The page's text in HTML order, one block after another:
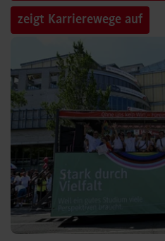
zeigt Karrierewege auf